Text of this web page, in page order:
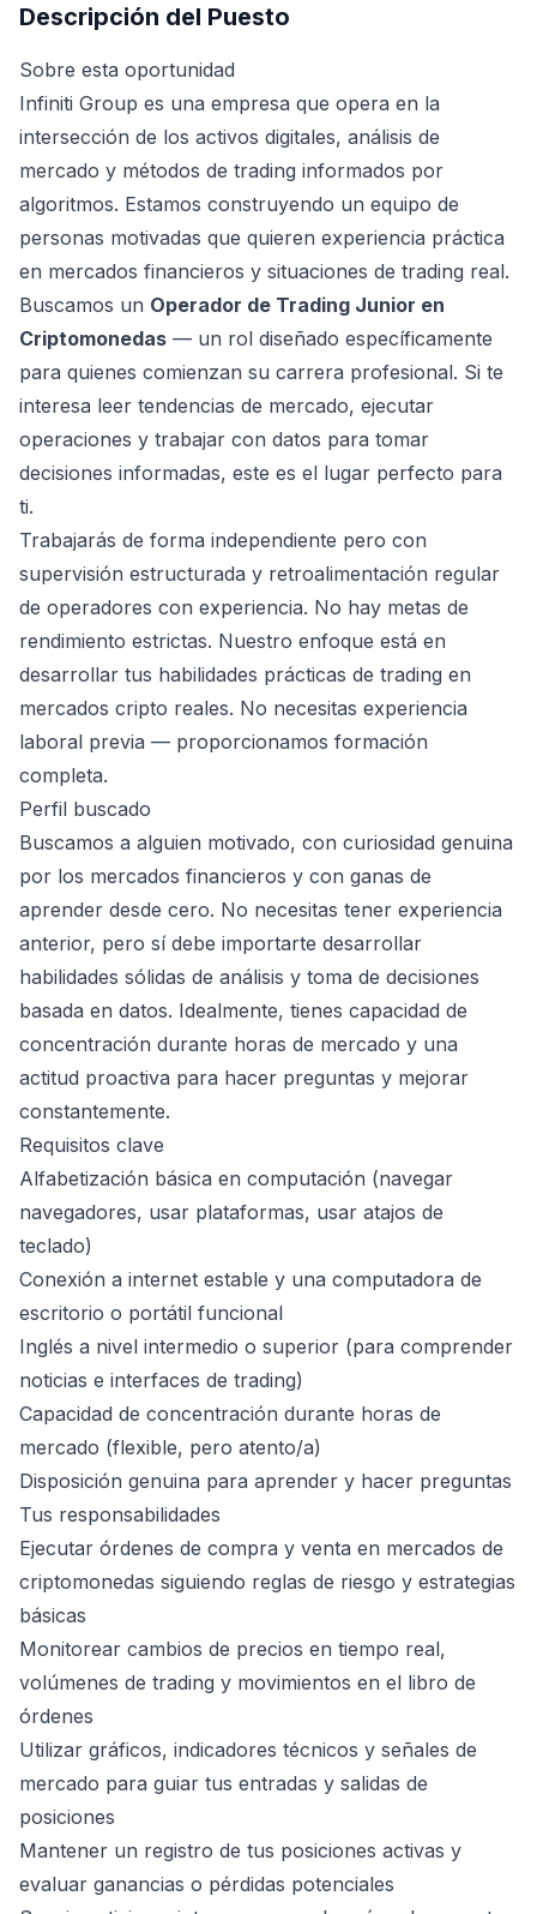
Descripción del Puesto
Sobre esta oportunidad
Infiniti Group es una empresa que opera en la
intersección de los activos digitales, análisis de
mercado y métodos de trading informados por
algoritmos. Estamos construyendo un equipo de
personas motivadas que quieren experiencia práctica
en mercados financieros y situaciones de trading real.
Buscamos un Operador de Trading Junior en
Criptomonedas — un rol diseñado específicamente
para quienes comienzan su carrera profesional. Si te
interesa leer tendencias de mercado, ejecutar
operaciones y trabajar con datos para tomar
decisiones informadas, este es el lugar perfecto para
ti.
Trabajarás de forma independiente pero con
supervisión estructurada y retroalimentación regular
de operadores con experiencia. No hay metas de
rendimiento estrictas. Nuestro enfoque está en
desarrollar tus habilidades prácticas de trading en
mercados cripto reales. No necesitas experiencia
laboral previa — proporcionamos formación
completa.
Perfil buscado
Buscamos a alguien motivado, con curiosidad genuina
por los mercados financieros y con ganas de
aprender desde cero. No necesitas tener experiencia
anterior, pero sí debe importarte desarrollar
habilidades sólidas de análisis y toma de decisiones
basada en datos. Idealmente, tienes capacidad de
concentración durante horas de mercado y una
actitud proactiva para hacer preguntas y mejorar
constantemente.
Requisitos clave
Alfabetización básica en computación (navegar
navegadores, usar plataformas, usar atajos de
teclado)
Conexión a internet estable y una computadora de
escritorio o portátil funcional
Inglés a nivel intermedio o superior (para comprender
noticias e interfaces de trading)
Capacidad de concentración durante horas de
mercado (flexible, pero atento/a)
Disposición genuina para aprender y hacer preguntas
Tus responsabilidades
Ejecutar órdenes de compra y venta en mercados de
criptomonedas siguiendo reglas de riesgo y estrategias
básicas
Monitorear cambios de precios en tiempo real,
volúmenes de trading y movimientos en el libro de
órdenes
Utilizar gráficos, indicadores técnicos y señales de
mercado para guiar tus entradas y salidas de
posiciones
Mantener un registro de tus posiciones activas y
evaluar ganancias o pérdidas potenciales